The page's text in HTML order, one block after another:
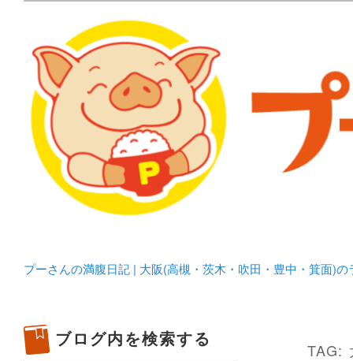
プーさんの満腹日記 |
豊中・箕面)のランチ＆
化してます。
プーさんの満腹日記 | 大阪(高槻・茨木・吹田・豊中・箕面)
TAG:
ブログ内を検索する